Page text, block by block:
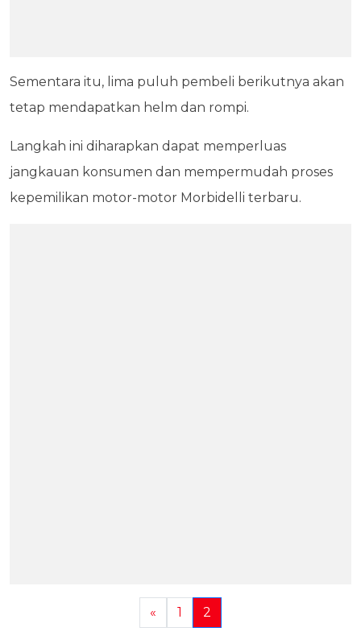
Sementara itu, lima puluh pembeli berikutnya akan
tetap mendapatkan helm dan rompi.
Langkah ini diharapkan dapat memperluas
jangkauan konsumen dan mempermudah proses
kepemilikan motor-motor Morbidelli terbaru.
« 1 2